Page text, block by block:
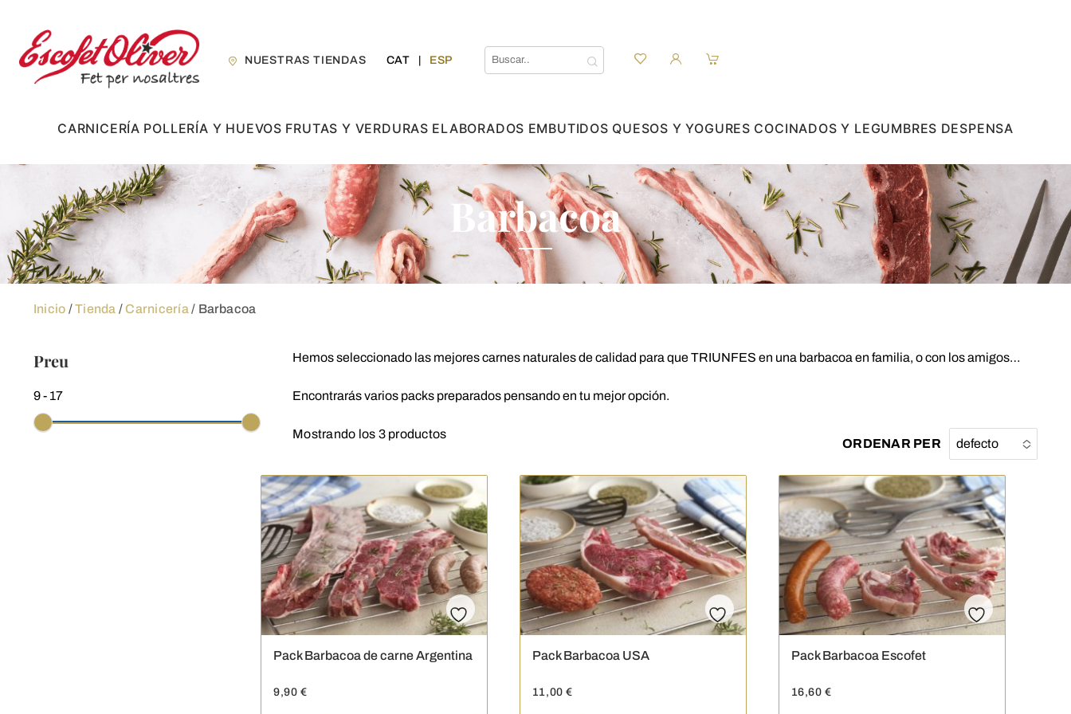
content
NUESTRAS TIENDAS CAT ESP
CARNICERÍA POLLERÍA Y HUEVOS FRUTAS Y VERDURAS ELABORADOS EMBUTIDOS QUESOS Y YOGURES COCINADOS Y LEGUMBRES DESPENSA
Barbacoa
Inicio /Tienda /Carnicería / Barbacoa
Preu
9- 17
Hemos seleccionado las mejores carnes naturales de calidad para que TRIUNFES en una barbacoa en familia, o con los amigos…
Encontrarás varios packs preparados pensando en tu mejor opción.
Mostrando los 3 productos
ORDENAR PER defecto
No options
to choose
Pack Barbacoa de carne Argentina
9,90 €
Pack Barbacoa USA
11,00€
Pack Barbacoa Escofet
16,60€